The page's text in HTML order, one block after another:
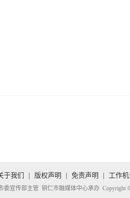
于我们 版权声明 免责声明 工作
委宣传部主管 铜仁市融媒体中心承办 Copyright ©